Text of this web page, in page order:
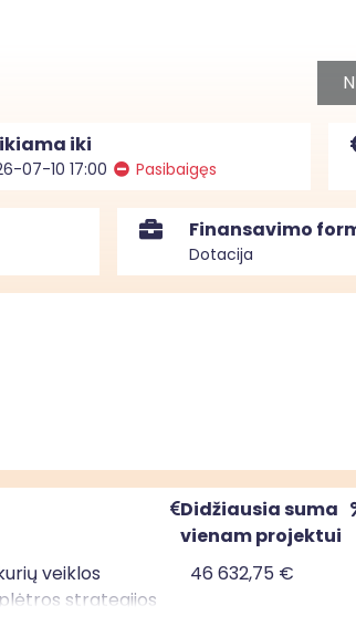
iki
07-10 17:00 Pasibaigęs
Finansavimo
Dotacija
Didžiausia suma
vienam projektui
veiklos
strategijos
46 632,75 €